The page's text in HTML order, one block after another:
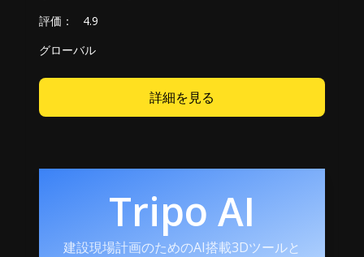
評価：
4.9
グローバル
詳細を見る
Tripo AI
建設現場計画のためのAI搭載3Dツールと